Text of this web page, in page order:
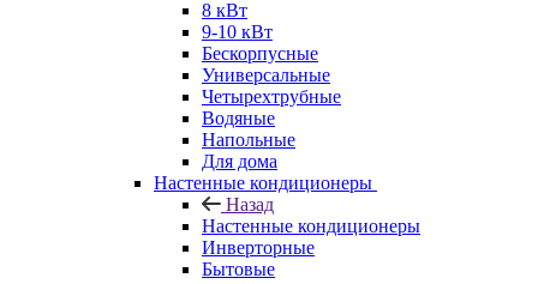
8 кВт
9-10 кВт
Бескорпусные
Универсальные
Четырехтрубные
Водяные
Напольные
Для дома
Настенные кондиционеры
Назад
Настенные кондиционеры
Инверторные
Бытовые